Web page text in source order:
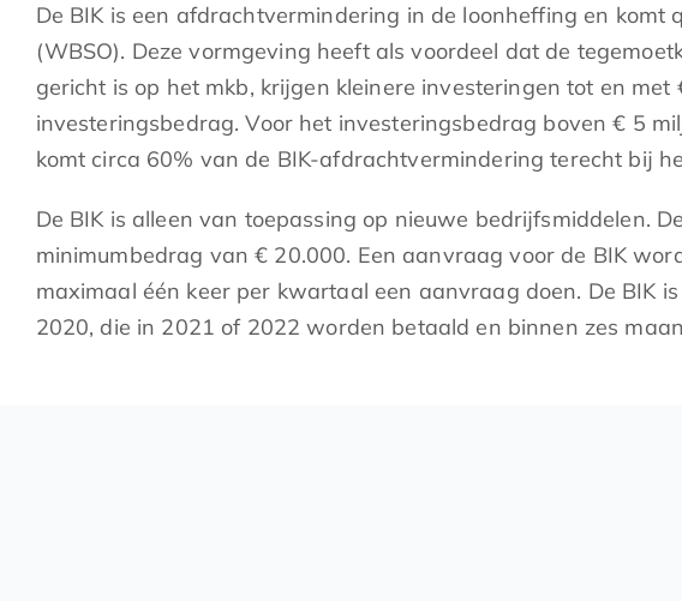
De BIK is een afdrachtvermindering in de loonheffing en
(WBSO). Deze vormgeving heeft als voordeel dat de
gericht is op het mkb, krijgen kleinere investeringen tot en
investeringsbedrag. Voor het investeringsbedrag boven € 5
komt circa 60% van de BIK-afdrachtvermindering terecht bij
De BIK is alleen van toepassing op nieuwe bedrijfsmiddelen.
minimumbedrag van € 20.000. Een aanvraag voor de BIK
maximaal één keer per kwartaal een aanvraag doen. De BIK
2020, die in 2021 of 2022 worden betaald en binnen zes